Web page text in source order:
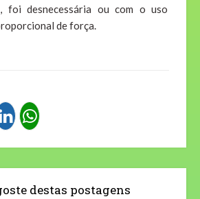
foi desnecessária ou com o uso
de força.
destas postagens